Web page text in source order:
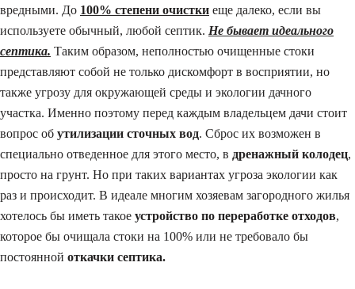
вредными. До 100% степени очистки еще далеко, если вы
используете обычный, любой септик. Не бывает идеального
септика. Таким образом, неполностью очищенные стоки
представляют собой не только дискомфорт в восприятии, но
также угрозу для окружающей среды и экологии дачного
участка. Именно поэтому перед каждым владельцем дачи стоит
вопрос об утилизации сточных вод. Сброс их возможен в
специально отведенное для этого место, в дренажный колодец,
просто на грунт. Но при таких вариантах угроза экологии как
раз и происходит. В идеале многим хозяевам загородного жилья
хотелось бы иметь такое устройство по переработке отходов,
которое бы очищала стоки на 100% или не требовало бы
постоянной откачки септика.